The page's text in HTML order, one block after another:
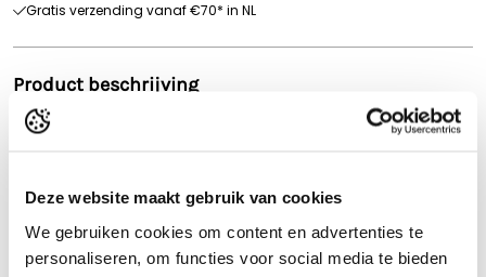
Deze website maakt gebruik van cookies
We gebruiken cookies om content en advertenties te
personaliseren, om functies voor social media te bieden
Gratis verzending vanaf €70* in NL
Product beschrijving
Bruder bosbouwer met accessoires
toevoegingen aan de Bworld serie van Bruder. Met dit
heeft een kettingzaag om de boomstammen om te zagen
en natuurlijk ook brandstof om constant door te kunnen